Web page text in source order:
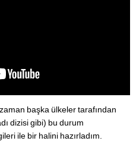
başka ülkeler tarafından
dizisi gibi) bu durum
ile bir halini hazırladım.